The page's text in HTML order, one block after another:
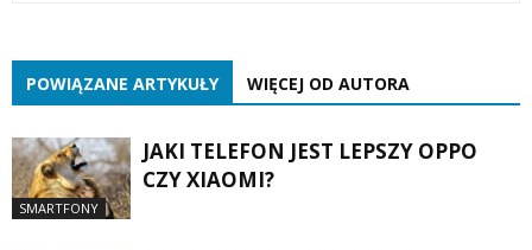
POWIĄZANE ARTYKUŁY WIĘCEJ OD AUTORA
SMARTFONY
JAKI TELEFON JEST LEPSZY OPPO
CZY XIAOMI?